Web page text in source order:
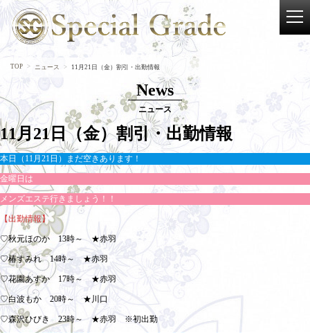
TOP ニュース 11月21日（金）割引・出勤情報
News
ニュース
11月21日（金）割引・出勤情報
本日（11月21日）まだ空きあります！
金曜日は
メンズエステ行きましょう！！
【出勤情報】
♡秋元ほのか 13時～ ★赤羽
♡椿すみれ 14時～ ★赤羽
♡花園あすか 17時～ ★赤羽
♡白波もか 20時～ ★川口
♡森沢ひびき 23時～ ★赤羽 ※初出勤